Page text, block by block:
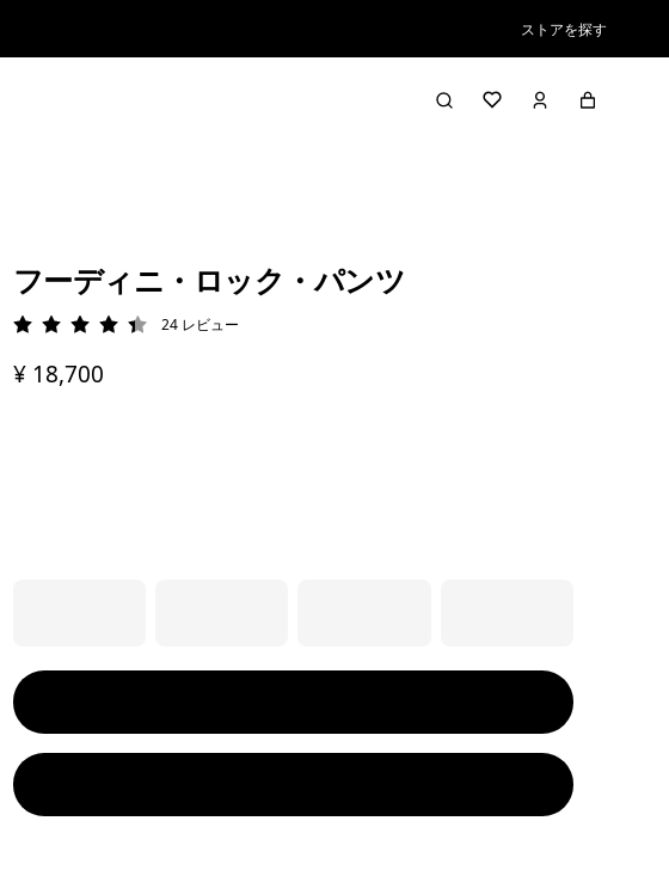
ストアを探す
フーディニ・ロック・パンツ
評価: 4.4 / 5
24 レビュー
¥ 18,700